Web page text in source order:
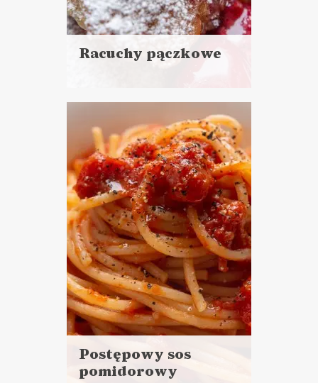
Racuchy pączkowe
więcej
pracy + 1 godzina wyrastania
CIASTA I DESERY
TŁUSTY CZWARTEK ?
Postępowy sos
pomidorowy